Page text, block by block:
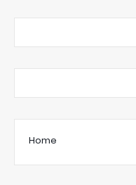
Home